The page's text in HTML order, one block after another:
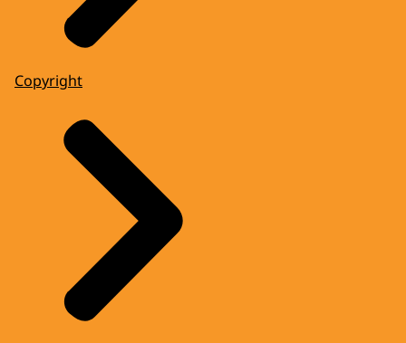
Copyright